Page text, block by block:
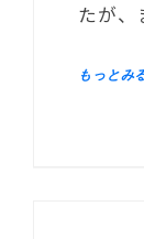
たが、